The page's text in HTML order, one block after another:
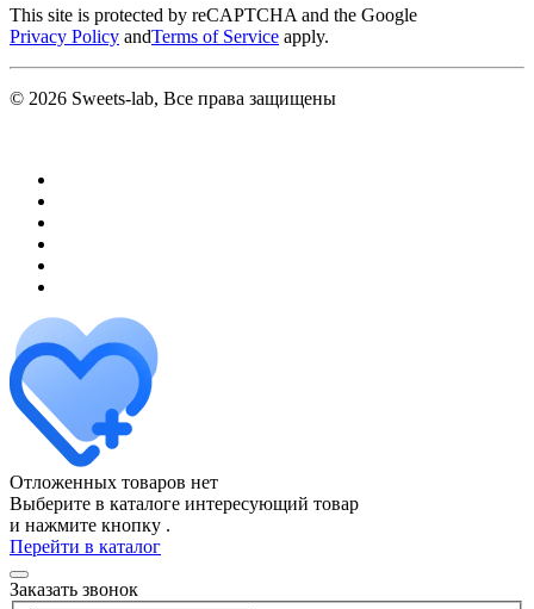
This site is protected by reCAPTCHA and the Google
Privacy Policy andTerms of Service apply.
© 2026 Sweets-lab, Все права защищены
Отложенных товаров нет
Выберите в каталоге интересующий товар
и нажмите кнопку .
Перейти в каталог
Заказать звонок